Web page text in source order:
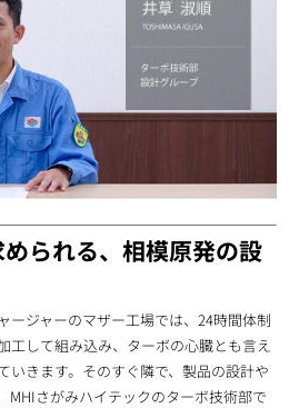
られる、相模原発の設
ージャーのマザー工場では、24時間体制
工して組み込み、ターボの心臓とも言え
いきます。そのすぐ隣で、製品の設計や
MHIさがみハイテックのターボ技術部で